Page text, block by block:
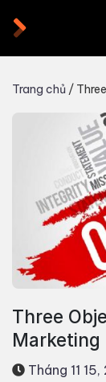
to
Trang chủ /
Three
Marketing
Tháng 11